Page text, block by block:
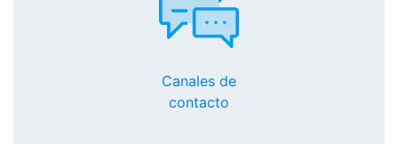
Canales de
contacto